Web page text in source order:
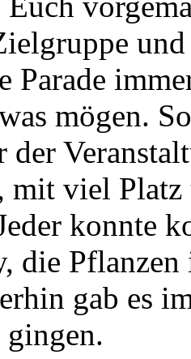
Parade
mögen.
der
mit viel
konnte
die
gab es